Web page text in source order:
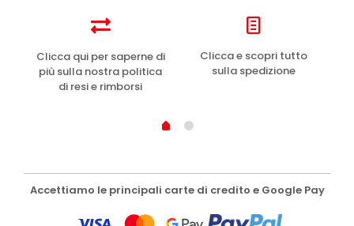
Clicca qui per saperne di
più sulla nostra politica
di resi e rimborsi
Clicca e scopri tutto
sulla spedizione
Accettiamo le principali carte di credito e Google Pay